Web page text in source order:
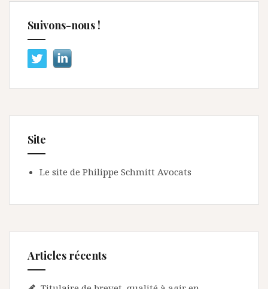
Suivons-nous !
Site
Le site de Philippe Schmitt Avocats
Articles récents